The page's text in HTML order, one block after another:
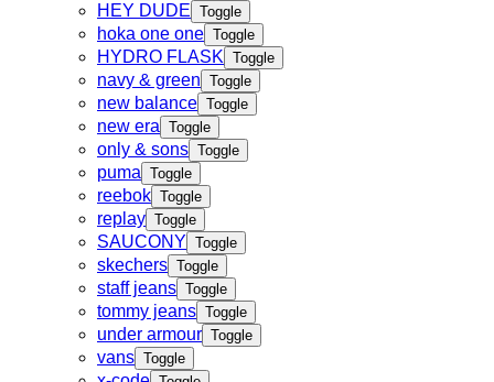
HEY DUDE Toggle
hoka one one Toggle
HYDRO FLASK Toggle
navy & green Toggle
new balance Toggle
new era Toggle
only & sons Toggle
puma Toggle
reebok Toggle
replay Toggle
SAUCONY Toggle
skechers Toggle
staff jeans Toggle
tommy jeans Toggle
under armour Toggle
vans Toggle